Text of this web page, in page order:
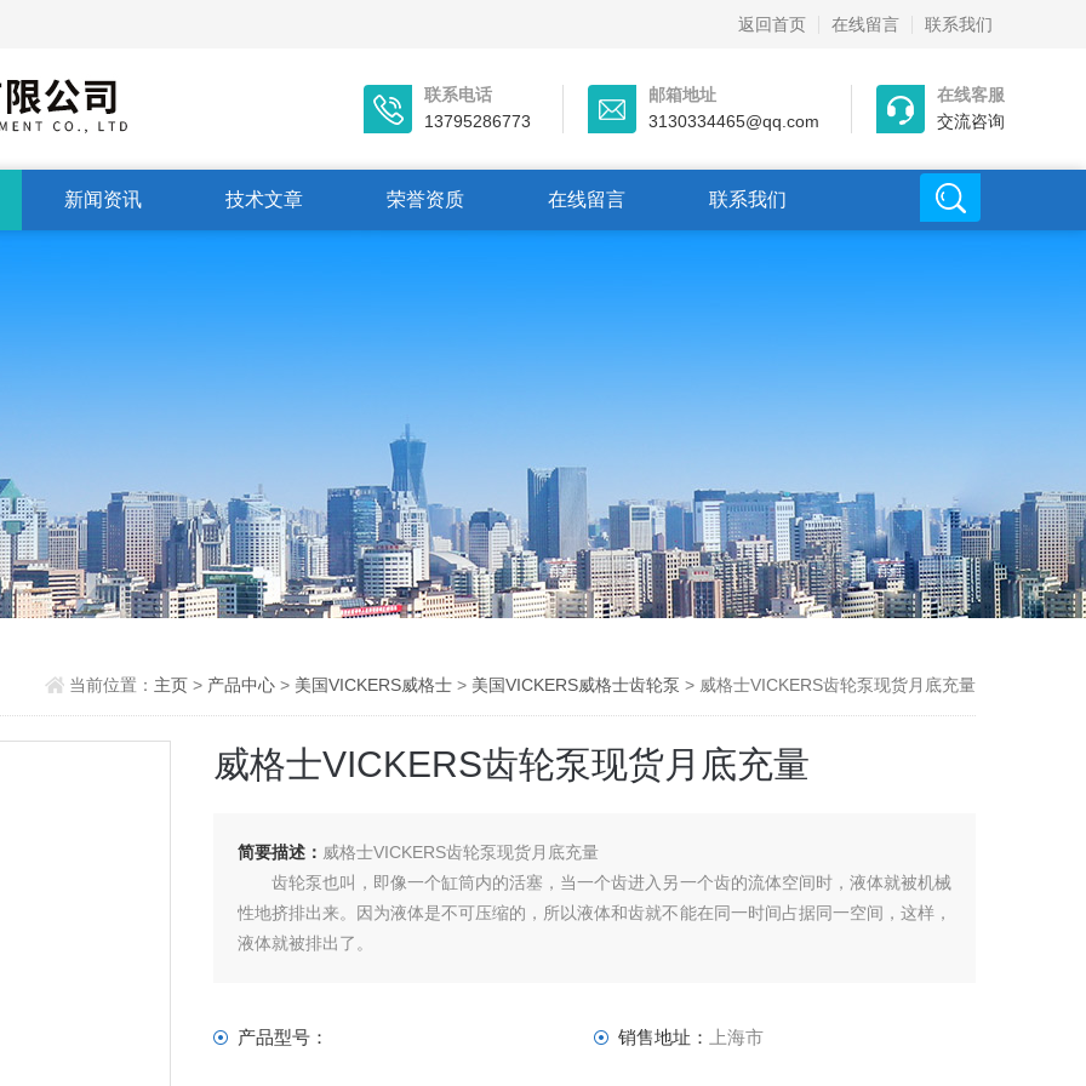
返回首页 在线留言 联系我们
联系电话
13795286773
邮箱地址
3130334465@qq.com
在线客服
交流咨询
新闻资讯 技术文章 荣誉资质 在线留言 联系我们
当前位置： 主页 > 产品中心> 美国VICKERS威格士> 美国VICKERS威格士齿轮泵 > 威格士VICKERS齿轮泵现货月底充量
威格士VICKERS齿轮泵现货月底充量
简要描述： 威格士VICKERS齿轮泵现货月底充量
齿轮泵也叫，即像一个缸筒内的活塞，当一个齿进入另一个齿的流体空间时，液体就被机械
性地挤排出来。因为液体是不可压缩的，所以液体和齿就不能在同一时间占据同一空间，这样，
液体就被排出了。
产品型号： 销售地址： 上海市